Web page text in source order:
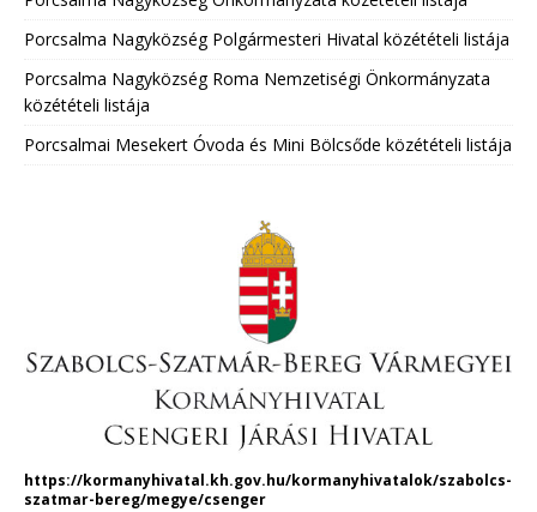
Porcsalma Nagyközség Polgármesteri Hivatal közétételi listája
Porcsalma Nagyközség Roma Nemzetiségi Önkormányzata
közétételi listája
Porcsalmai Mesekert Óvoda és Mini Bölcsőde közétételi listája
https://kormanyhivatal.kh.gov.hu/kormanyhivatalok/szabolcs-
szatmar-bereg/megye/csenger